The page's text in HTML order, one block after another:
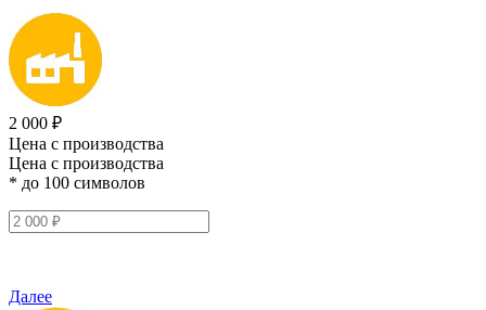
2 000 ₽
Цена с производства
Цена с производства
* до 100 символов
Далее